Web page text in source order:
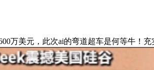
美元，此次ai的弯道超车是何等牛！充